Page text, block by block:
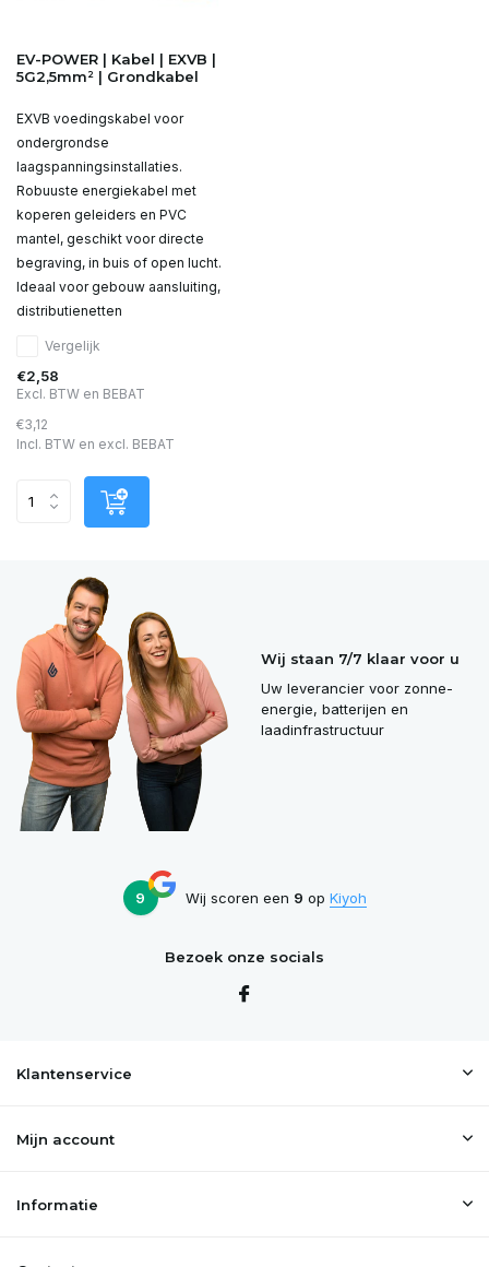
EV-POWER | Kabel | EXVB |
5G2,5mm² | Grondkabel
EXVB voedingskabel voor
ondergrondse
laagspanningsinstallaties.
Robuuste energiekabel met
koperen geleiders en PVC
mantel, geschikt voor directe
begraving, in buis of open lucht.
Ideaal voor gebouw­ aansluiting,
distributienetten
Vergelijk
€2,58
Excl. BTW en BEBAT
€3,12
Incl. BTW en excl. BEBAT
Wij staan 7/7 klaar voor u
Uw leverancier voor zonne-
energie, batterijen en
laadinfrastructuur
9 Wij scoren een 9 op Kiyoh
Bezoek onze socials
Klantenservice
Mijn account
Informatie